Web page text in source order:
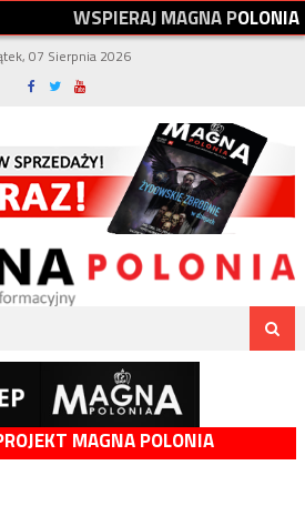
WSPIERAJMAGNAPOLONIA
07 Sierpnia 2026
MAGNA POLONIA